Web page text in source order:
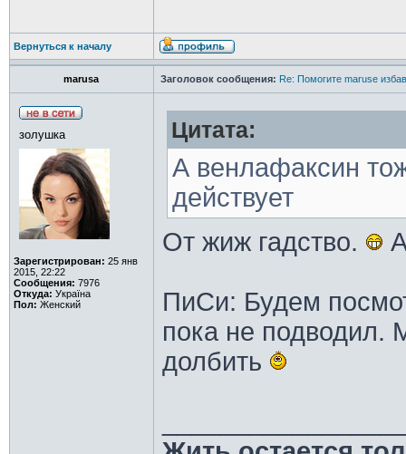
Вернуться к началу
marusa Заголовок сообщения: Re: Помогите maruse
золушка
Зарегистрирован: 25 янв
2015, 22:22
Сообщения: 7976
Откуда: Україна
Пол: Женский
Цитата:
А венлафаксин
действует
От жиж гадство.
ПиСи: Будем
пока не подводил.
долбить